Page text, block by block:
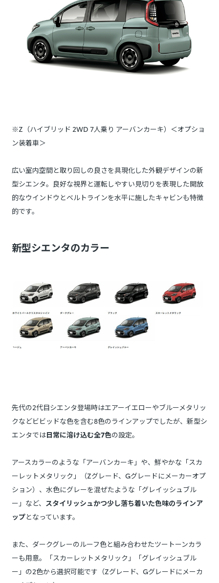
※Z（ハイブリッド 2WD 7人乗り アーバンカーキ）＜オプショ
ン装着車＞
広い室内空間と取り回しの良さを具現化した外観デザインの新
型シエンタ。良好な視界と運転しやすい見切りを表現した開放
的なウインドウとベルトラインを水平に施したキャビンも特徴
的です。
新型シエンタのカラー
先代の2代目シエンタ登場時はエアーイエローやブルーメタリッ
クなどビビッドな色を含む8色のラインアップでしたが、新型シ
エンタでは日常に溶け込む全7色の設定。
アースカラーのような「アーバンカーキ」や、鮮やかな「スカ
ーレットメタリック」（Zグレード、Gグレードにメーカーオプ
ション）、水色にグレーを混ぜたような「グレイッシュブル
ー」など、 スタイリッシュかつ少し落ち着いた色味のラインア
ップとなっています。
また、ダークグレーのルーフ色と組み合わせたツートーンカラ
ーも用意。「スカーレットメタリック」「グレイッシュブル
ー」の2色から選択可能です（Zグレード、Gグレードにメーカ